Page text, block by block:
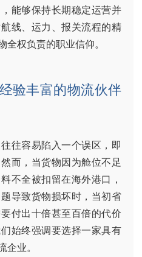
能够保持长期稳定运营并
线、运力、报关流程的精
权负责的职业信仰。
验丰富的物流伙伴
往容易陷入一个误区，即
而，当货物因为舱位不足
不全被扣留在海外港口，
导致货物损坏时，当初省
付出十倍甚至百倍的代价
始终强调要选择一家具有
业。